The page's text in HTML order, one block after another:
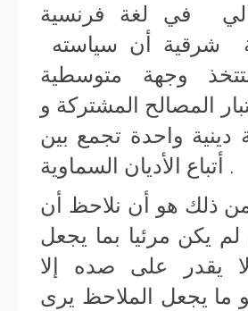
في لغة فرنسية
شرقية أن سياسته
وجهة متوسطية
المصالح المشتركة و
دينية واحدة تجمع بين
أتباع الأديان السماوية .
ذلك هو أن نلاحظ أن
يكن مرئيا بما يجعل
يقدر على صده إلا
ما يجعل الملاحظ يرى